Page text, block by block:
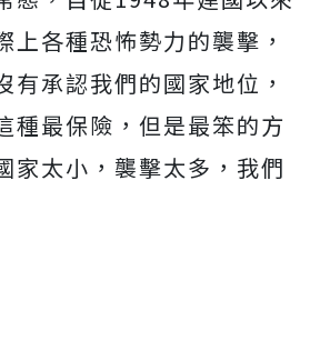
上各種恐怖勢力的襲擊，
有承認我們的國家地位，
種最保險，但是最笨的方
家太小，襲擊太多，我們